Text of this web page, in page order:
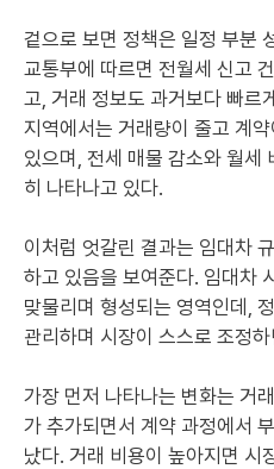
겉으로 보면 정책은 일정 부분
교통부에 따르면 전월세 신고
고, 거래 정보도 과거보다 빠르
지역에서는 거래량이 줄고 계
있으며, 전세 매물 감소와 월세
히 나타나고 있다.
이처럼 엇갈린 결과는 임대차
하고 있음을 보여준다. 임대차
맞물리며 형성되는 영역인데,
관리하며 시장이 스스로 조정
가장 먼저 나타나는 변화는 거
가 추가되면서 계약 과정에서
났다. 거래 비용이 높아지면 시